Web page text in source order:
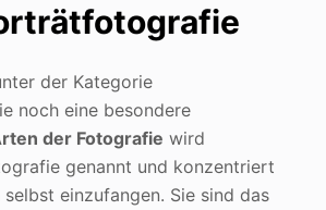
der Kategorie
noch eine besondere
der Fotografie wird
genannt und konzentriert
einzufangen. Sie sind das